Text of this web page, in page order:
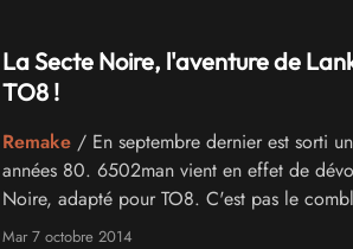
La Secte Noire, l'aventure de
TO8 !
Remake/ En septembre dernier est sorti
années 80. 6502man vient en effet de
Noire, adapté pour TO8. C'est pas le
Mar 7 octobre 2014